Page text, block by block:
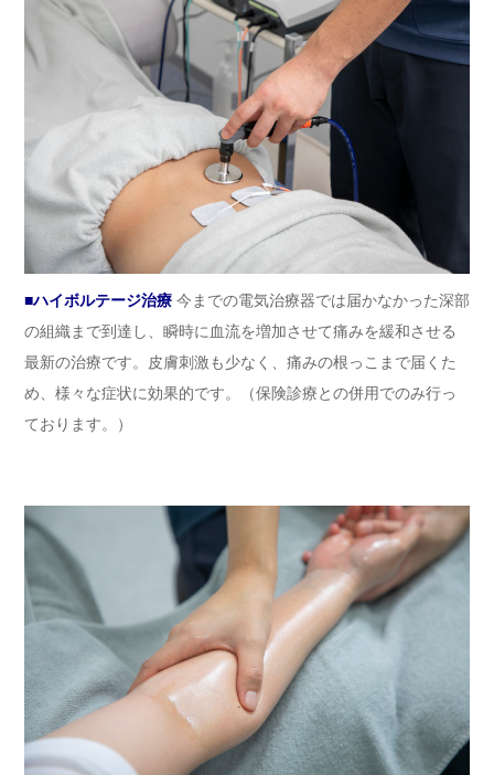
■ハイボルテージ治療 今までの電気治療器では届かなかった深部
の組織まで到達し、瞬時に血流を増加させて痛みを緩和させる
最新の治療です。皮膚刺激も少なく、痛みの根っこまで届くた
め、様々な症状に効果的です。（保険診療との併用でのみ行っ
ております。）